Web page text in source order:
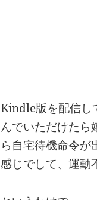
Kindle版を配信し
んでいただけたら
ら自宅待機命令
感じでして、運動